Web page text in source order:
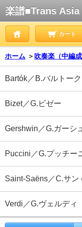
楽譜■Trans Asia
カート
ホーム ＞ 吹奏楽（中編
Bartók／B.バルトーク
Bizet／G.ビゼー
Gershwin／G.ガーシ
Puccini／G.プッチー
Saint-Saëns／C.サン
Verdi／G.ヴェルディ